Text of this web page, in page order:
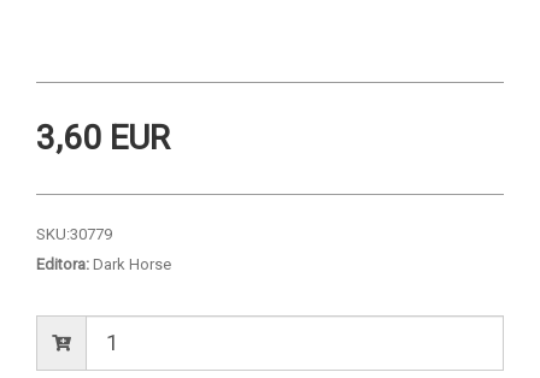
3,60 EUR
SKU:30779
Editora: Dark Horse